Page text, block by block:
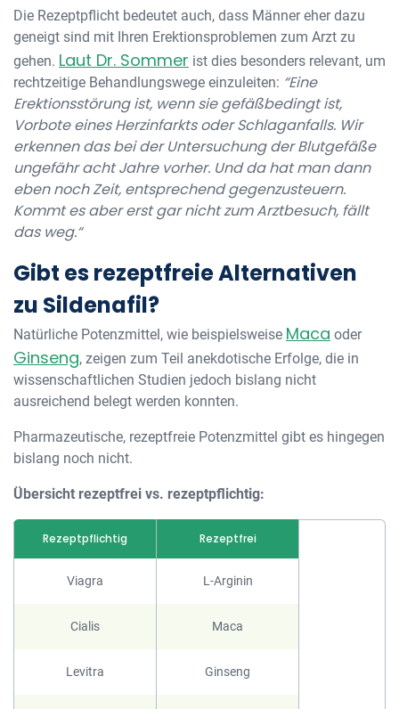
Die Rezeptpflicht bedeutet auch, dass Männer eher dazu
geneigt sind mit Ihren Erektionsproblemen zum Arzt zu
gehen. Laut Dr. Sommer ist dies besonders relevant, um
rechtzeitige Behandlungswege einzuleiten: “Eine
Erektionsstörung ist, wenn sie gefäßbedingt ist,
Vorbote eines Herzinfarkts oder Schlaganfalls. Wir
erkennen das bei der Untersuchung der Blutgefäße
ungefähr acht Jahre vorher. Und da hat man dann
eben noch Zeit, entsprechend gegenzusteuern.
Kommt es aber erst gar nicht zum Arztbesuch, fällt
das weg.“
Gibt es rezeptfreie Alternativen
zu Sildenafil?
Natürliche Potenzmittel, wie beispielsweise Maca oder
Ginseng, zeigen zum Teil anekdotische Erfolge, die in
wissenschaftlichen Studien jedoch bislang nicht
ausreichend belegt werden konnten.
Pharmazeutische, rezeptfreie Potenzmittel gibt es hingegen
bislang noch nicht.
Übersicht rezeptfrei vs. rezeptpflichtig:
Rezeptpflichtig Rezeptfrei
Viagra L-Arginin
Cialis Maca
Levitra Ginseng